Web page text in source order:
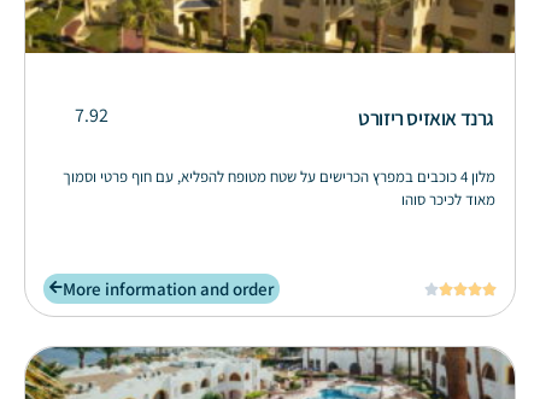
גרנד אואזיס ריזורט 7.92
מלון 4 כוכבים במפרץ הכרישים על שטח מטופח להפליא, עם חוף פרטי וסמוך
מאוד לכיכר סוהו





More information and order